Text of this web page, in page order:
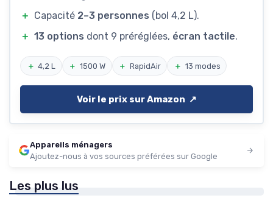
＋ Capacité 2–3 personnes (bol 4,2 L).
＋ 13 options dont 9 préréglées, écran tactile.
＋ 4,2 L ＋ 1500 W ＋ RapidAir ＋ 13 modes
Voir le prix sur Amazon ↗️
Appareils ménagers
Ajoutez-nous à vos sources préférées sur Google
Les plus lus